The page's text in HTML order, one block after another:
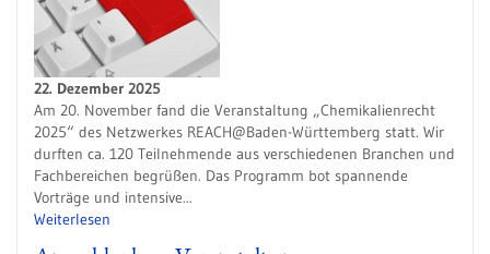
22. Dezember 2025
Am 20. November fand die Veranstaltung „Chemikalienrecht
2025“ des Netzwerkes REACH@Baden-Württemberg statt. Wir
durften ca. 120 Teilnehmende aus verschiedenen Branchen und
Fachbereichen begrüßen. Das Programm bot spannende
Vorträge und intensive...
Weiterlesen